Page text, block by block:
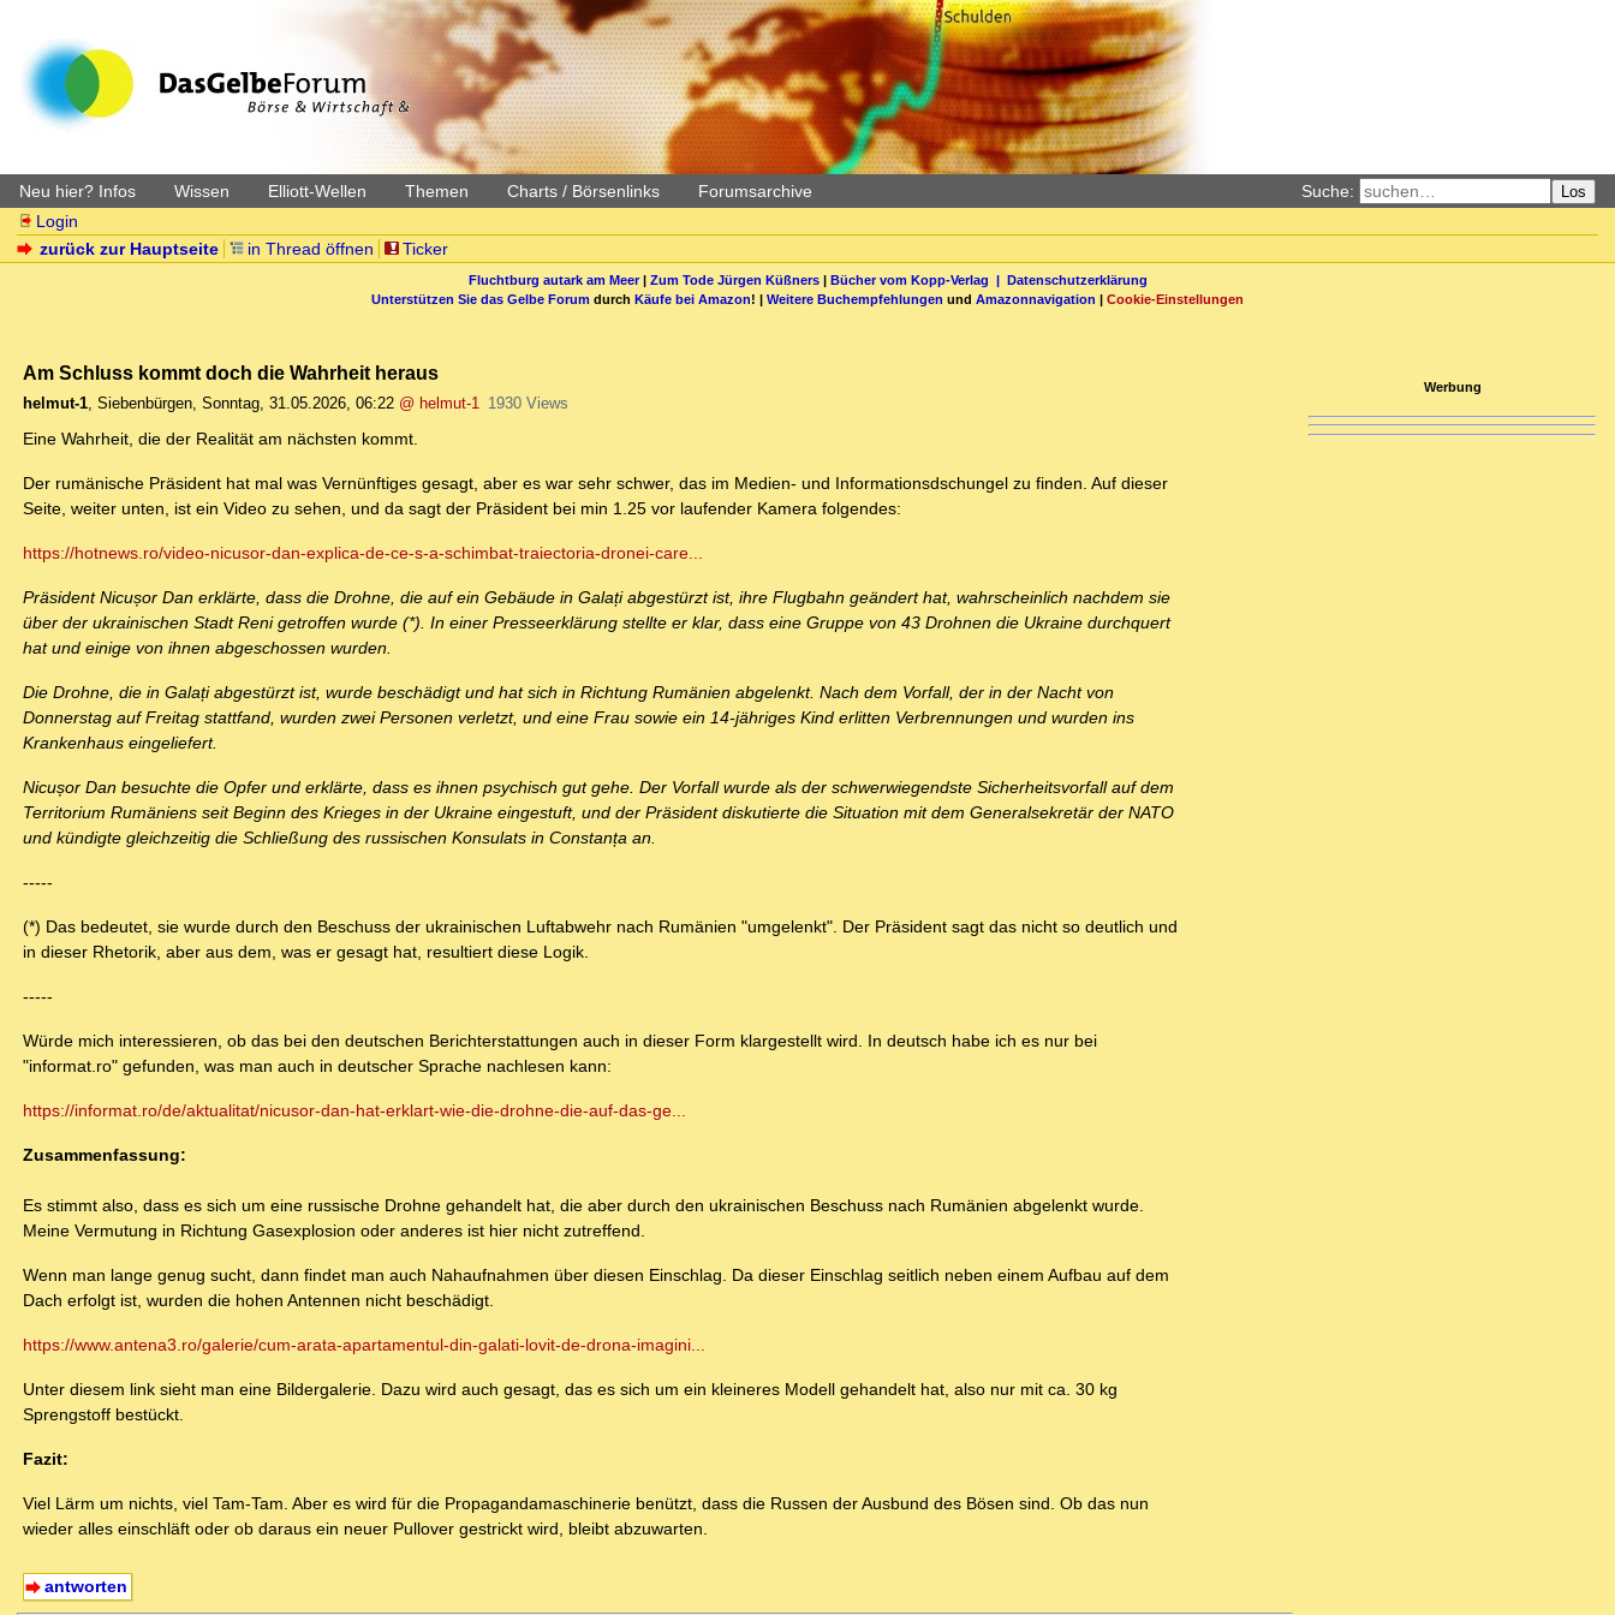
Neu hier? Infos Wissen Elliott-Wellen Themen Charts / Börsenlinks Forumsarchive Suche: Los
Login
zurück zur Hauptseite
in Thread öffnen Ticker
Fluchtburg autark am Meer| Zum Tode Jürgen Küßners| Bücher vom Kopp-Verlag | Datenschutzerklärung
Unterstützen Sie das Gelbe Forum durch Käufe bei Amazon! | Weitere Buchempfehlungen und Amazonnavigation | Cookie-Einstellungen
Am Schluss kommt doch die Wahrheit heraus
helmut-1, Siebenbürgen, Sonntag, 31.05.2026, 06:22 @ helmut-1 1930 Views
Eine Wahrheit, die der Realität am nächsten kommt.
Der rumänische Präsident hat mal was Vernünftiges gesagt, aber es war sehr schwer, das im Medien- und Informationsdschungel zu finden. Auf dieser
Seite, weiter unten, ist ein Video zu sehen, und da sagt der Präsident bei min 1.25 vor laufender Kamera folgendes:
https://hotnews.ro/video-nicusor-dan-explica-de-ce-s-a-schimbat-traiectoria-dronei-care...
Präsident Nicușor Dan erklärte, dass die Drohne, die auf ein Gebäude in Galați abgestürzt ist, ihre Flugbahn geändert hat, wahrscheinlich nachdem sie
über der ukrainischen Stadt Reni getroffen wurde (*). In einer Presseerklärung stellte er klar, dass eine Gruppe von 43 Drohnen die Ukraine durchquert
hat und einige von ihnen abgeschossen wurden.
Die Drohne, die in Galați abgestürzt ist, wurde beschädigt und hat sich in Richtung Rumänien abgelenkt. Nach dem Vorfall, der in der Nacht von
Donnerstag auf Freitag stattfand, wurden zwei Personen verletzt, und eine Frau sowie ein 14-jähriges Kind erlitten Verbrennungen und wurden ins
Krankenhaus eingeliefert.
Nicușor Dan besuchte die Opfer und erklärte, dass es ihnen psychisch gut gehe. Der Vorfall wurde als der schwerwiegendste Sicherheitsvorfall auf dem
Territorium Rumäniens seit Beginn des Krieges in der Ukraine eingestuft, und der Präsident diskutierte die Situation mit dem Generalsekretär der NATO
und kündigte gleichzeitig die Schließung des russischen Konsulats in Constanța an.
-----
(*) Das bedeutet, sie wurde durch den Beschuss der ukrainischen Luftabwehr nach Rumänien "umgelenkt". Der Präsident sagt das nicht so deutlich und
in dieser Rhetorik, aber aus dem, was er gesagt hat, resultiert diese Logik.
-----
Würde mich interessieren, ob das bei den deutschen Berichterstattungen auch in dieser Form klargestellt wird. In deutsch habe ich es nur bei
"informat.ro" gefunden, was man auch in deutscher Sprache nachlesen kann:
https://informat.ro/de/aktualitat/nicusor-dan-hat-erklart-wie-die-drohne-die-auf-das-ge...
Zusammenfassung:
Es stimmt also, dass es sich um eine russische Drohne gehandelt hat, die aber durch den ukrainischen Beschuss nach Rumänien abgelenkt wurde.
Meine Vermutung in Richtung Gasexplosion oder anderes ist hier nicht zutreffend.
Wenn man lange genug sucht, dann findet man auch Nahaufnahmen über diesen Einschlag. Da dieser Einschlag seitlich neben einem Aufbau auf dem
Dach erfolgt ist, wurden die hohen Antennen nicht beschädigt.
https://www.antena3.ro/galerie/cum-arata-apartamentul-din-galati-lovit-de-drona-imagini...
Unter diesem link sieht man eine Bildergalerie. Dazu wird auch gesagt, das es sich um ein kleineres Modell gehandelt hat, also nur mit ca. 30 kg
Sprengstoff bestückt.
Fazit:
Viel Lärm um nichts, viel Tam-Tam. Aber es wird für die Propagandamaschinerie benützt, dass die Russen der Ausbund des Bösen sind. Ob das nun
wieder alles einschläft oder ob daraus ein neuer Pullover gestrickt wird, bleibt abzuwarten.
antworten
Werbung